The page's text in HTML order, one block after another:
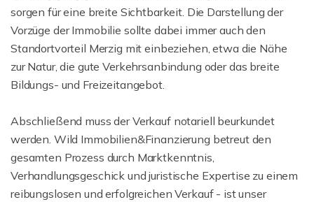
sorgen für eine breite Sichtbarkeit. Die Darstellung der
Vorzüge der Immobilie sollte dabei immer auch den
Standortvorteil Merzig mit einbeziehen, etwa die Nähe
zur Natur, die gute Verkehrsanbindung oder das breite
Bildungs- und Freizeitangebot.
Abschließend muss der Verkauf notariell beurkundet
werden. Wild Immobilien&Finanzierung betreut den
gesamten Prozess durch Marktkenntnis,
Verhandlungsgeschick und juristische Expertise zu einem
reibungslosen und erfolgreichen Verkauf - ist unser